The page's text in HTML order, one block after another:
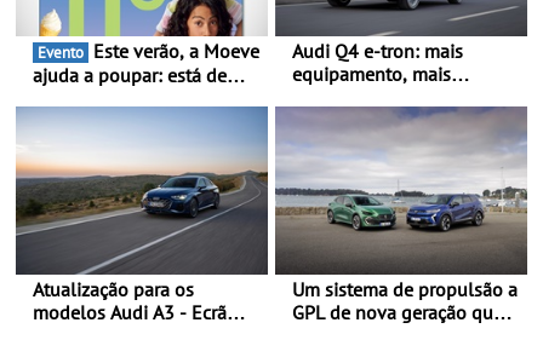
Evento
ajuda a poupar: está de
Volta” com descontos de
Audi Q4 e-tron: mais
equipamento, mais
ainda mais competitiva -
Até 740 quilómetros de
autonomia e carregamento
mais rápido
Atualização para os
modelos Audi A3 - Ecrã
Um sistema de propulsão a
GPL de nova geração que